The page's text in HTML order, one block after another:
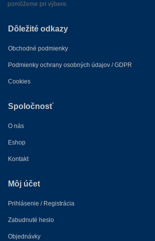
pomôžeme pri výbere.
Dôležité odkazy
Obchodné podmienky
Podmienky ochrany osobných údajov / GDPR
Cookies
Spoločnosť
O nás
Eshop
Kontakt
Môj účet
Prihlásenie / Registrácia
Zabudnuté heslo
Objednávky